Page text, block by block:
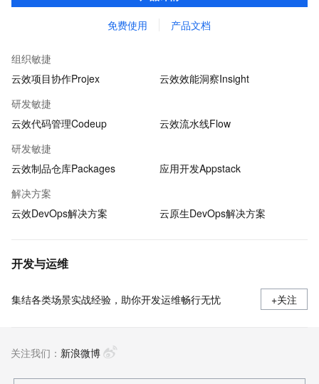
免费使用 产品文档
组织敏捷
云效项目协作Projex
云效效能洞察Insight
研发敏捷
云效代码管理Codeup
云效流水线Flow
研发敏捷
云效制品仓库Packages
应用开发Appstack
解决方案
云效DevOps解决方案
云原生DevOps解决方案
开发与运维
集结各类场景实战经验，助你开发运维畅行无忧 +关注
关注我们： 新浪微博